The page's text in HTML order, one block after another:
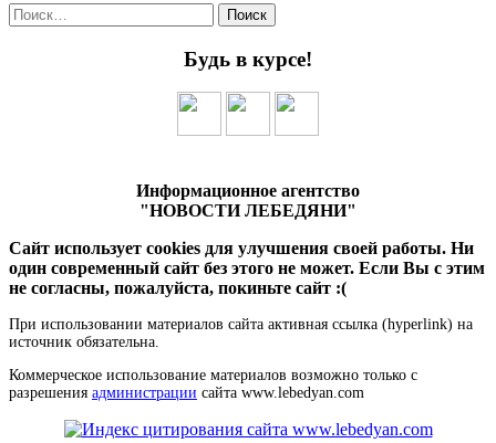
Найти:
Будь в курсе!
Информационное агентство
"НОВОСТИ ЛЕБЕДЯНИ"
Сайт использует cookies для улучшения своей работы. Ни
один современный сайт без этого не может. Если Вы с этим
не согласны, пожалуйста, покиньте сайт :(
При использовании материалов сайта активная ссылка (hyperlink) на
источник обязательна.
Коммерческое использование материалов возможно только с
разрешения администрации сайта www.lebedyan.com